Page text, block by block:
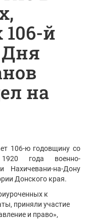
й
Дня
на
106-ю годовщину со
года военно-
Нахичевани-на-Дону
Донского края.
к
приняли участие
и право»,